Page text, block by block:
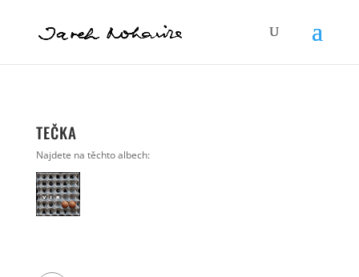
TEČKA
Najdete na těchto albech: